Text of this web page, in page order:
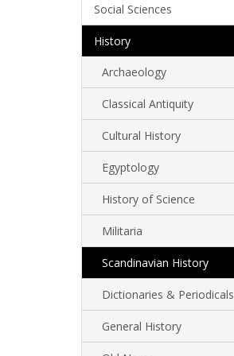
Social Sciences
History
Archaeology
Classical Antiquity
Cultural History
Egyptology
History of Science
Militaria
Scandinavian History
Dictionaries & Periodicals
General History